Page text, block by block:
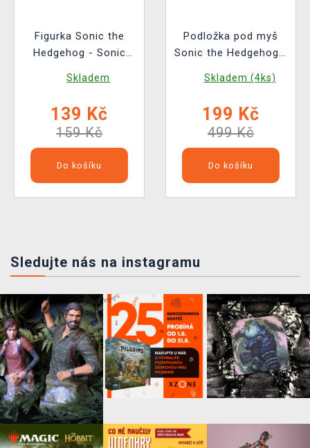
Figurka Sonic the
Hedgehog - Sonic
(Funko)
Skladem
139 Kč
159 Kč
Do košíku
Podložka pod myš
Sonic the Hedgehog -
Skladem (4ks)
199 Kč
499 Kč
Do košíku
Sledujte nás na instagramu